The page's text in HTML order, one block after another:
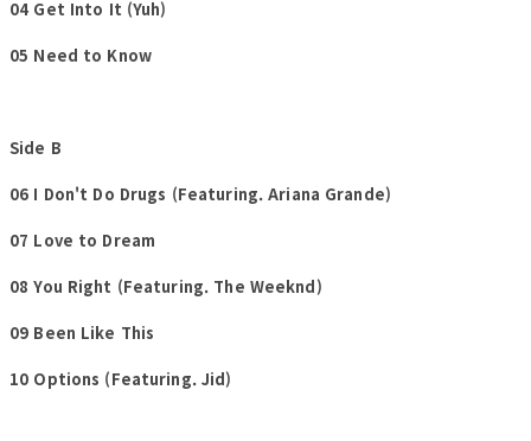
04 Get Into It (Yuh)
05 Need to Know
Side B
06 I Don't Do Drugs (Featuring. Ariana Grande)
07 Love to Dream
08 You Right (Featuring. The Weeknd)
09 Been Like This
10 Options (Featuring. Jid)